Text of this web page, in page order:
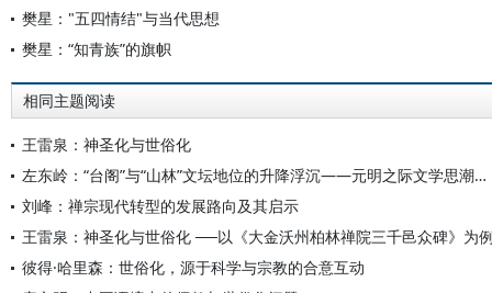
樊星："五四情结"与当代思想
樊星：“知青族”的旗帜
相同主题阅读
王雷泉：神圣化与世俗化
左东岭：“台阁”与“山林”文坛地位的升降浮沉——元明之际文学思潮的流变
刘峰：禅宗现代转型的发展路向及其启示
王雷泉：神圣化与世俗化 ──以《大金沃州柏林禅院三千邑众碑》为
彼得·哈里森：世俗化，源于科学与宗教的合意互动